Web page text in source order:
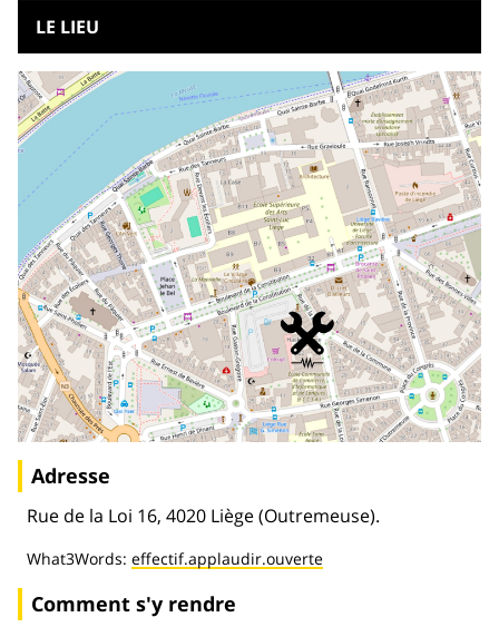
LE LIEU
Adresse
Rue de la Loi 16, 4020 Liège (Outremeuse).
What3Words: effectif.applaudir.ouverte
Comment s'y rendre